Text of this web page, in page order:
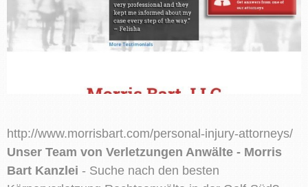
http://www.morrisbart.com/personal-injury-attorneys/
Unser Team von Verletzungen Anwälte - Morris
Bart Kanzlei - Suche nach den besten